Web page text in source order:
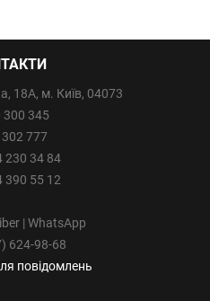
18А, м. Київ, 04073
300 345
777
230 34 84
390 55 12
| WhatsApp
624-98-68
повідомлень